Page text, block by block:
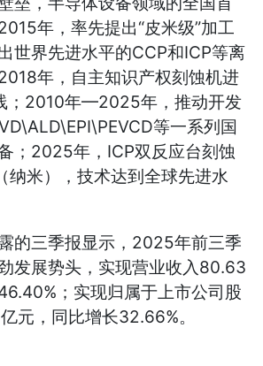
年，率先提出“皮米级”加工
世界先进水平的CCP和ICP等离
年，自主知识产权刻蚀机进
；2010年—2025年，推动开发
等一系列国
；2025年，ICP双反应台刻蚀
纳米），技术达到全球先进水
的三季报显示，2025年前三季
发展势头，实现营业收入80.63
；实现归属于上市公司股
元，同比增长32.66%。